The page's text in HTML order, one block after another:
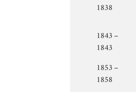
1838
1843 –
1843
1853 –
1858